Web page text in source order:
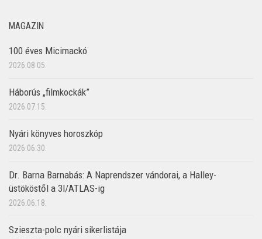
MAGAZIN
100 éves Micimackó
2026.08.05.
Háborús „filmkockák”
2026.07.15.
Nyári könyves horoszkóp
2026.06.30.
Dr. Barna Barnabás: A Naprendszer vándorai, a Halley-
üstököstől a 3I/ATLAS-ig
2026.06.18.
Szieszta-polc nyári sikerlistája